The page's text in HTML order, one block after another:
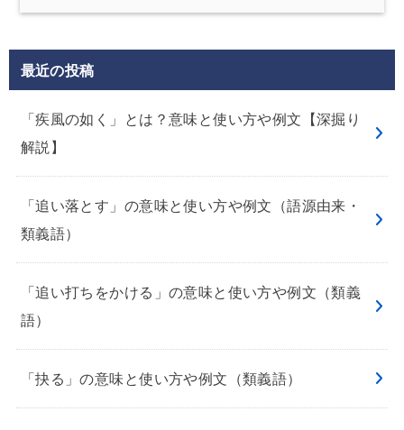
最近の投稿
「疾風の如く」とは？意味と使い方や例文【深掘り
解説】
「追い落とす」の意味と使い方や例文（語源由来・
類義語）
「追い打ちをかける」の意味と使い方や例文（類義
語）
「抉る」の意味と使い方や例文（類義語）